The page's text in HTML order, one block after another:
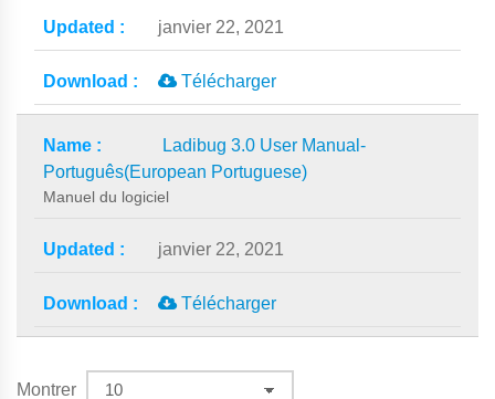
janvier 22, 2021
Télécharger
Ladibug 3.0 User Manual-
Português(European Portuguese)
Manuel du logiciel
janvier 22, 2021
Télécharger
Montrer